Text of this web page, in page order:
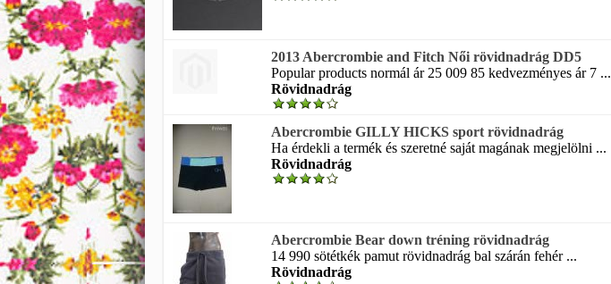
2013 Abercrombie and Fitch Női rövidnadrág DD5
Popular products normál ár 25 009 85 kedvezményes ár 7 ...
Rövidnadrág
Abercrombie GILLY HICKS sport rövidnadrág
Ha érdekli a termék és szeretné saját magának megjelölni ...
Rövidnadrág
Abercrombie Bear down tréning rövidnadrág
14 990 sötétkék pamut rövidnadrág bal szárán fehér ...
Rövidnadrág